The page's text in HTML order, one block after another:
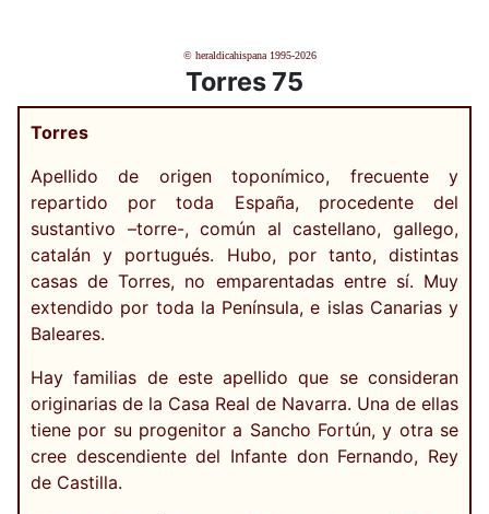
© heraldicahispana 1995-2026
Torres 75
Torres
Apellido de origen toponímico, frecuente y
repartido por toda España, procedente del
sustantivo –torre-, común al castellano, gallego,
catalán y portugués. Hubo, por tanto, distintas
casas de Torres, no emparentadas entre sí. Muy
extendido por toda la Península, e islas Canarias y
Baleares.
Hay familias de este apellido que se consideran
originarias de la Casa Real de Navarra. Una de ellas
tiene por su progenitor a Sancho Fortún, y otra se
cree descendiente del Infante don Fernando, Rey
de Castilla.